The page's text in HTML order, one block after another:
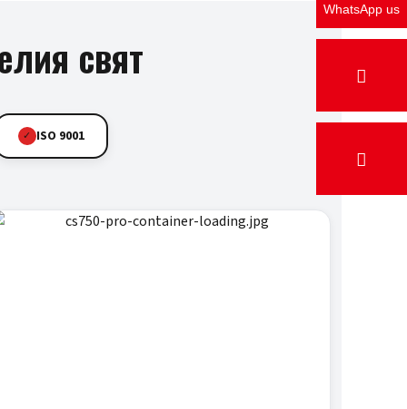
свят
✓ ISO 9001
WhatsApp us